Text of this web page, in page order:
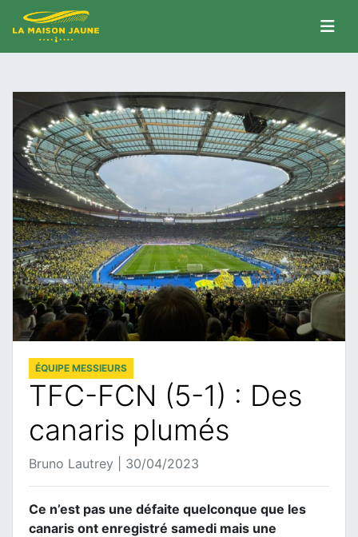
ÉQUIPE MESSIEURS
TFC-FCN (5-1) : Des
canaris plumés
Bruno Lautrey | 30/04/2023
Ce n’est pas une défaite quelconque que les
canaris ont enregistré samedi mais une